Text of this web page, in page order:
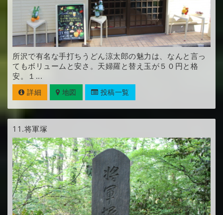
所沢で有名な手打ちうどん涼太郎の魅力は、なんと言っ
てもボリュームと安さ。天婦羅と替え玉が５０円と格
安。１...
詳細 地図 投稿一覧
11.将軍塚